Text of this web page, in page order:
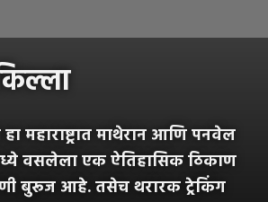
महाराष्ट्रात माथेरान आणि पनवेल
वसलेला एक ऐतिहासिक ठिकाण
बुरूज आहे. तसेच थरारक ट्रेकिंग